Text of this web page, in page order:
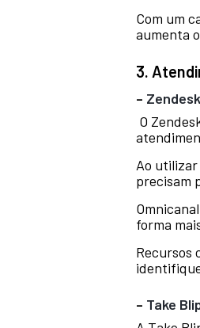
Com um
aumenta
3.
– Zendesk
O
Ao
precisam
forma
Recursos
– Take